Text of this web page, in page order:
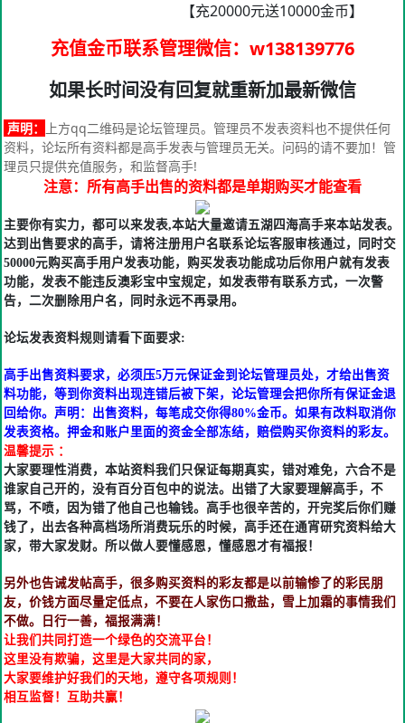
【充20000元送10000金币】
充值金币联系管理微信：w138139776
如果长时间没有回复就重新加最新微信
声明：
上方qq二维码是论坛管理员。管理员不发表资料也不提供任何
资料，论坛所有资料都是高手发表与管理员无关。问码的请不要加！管
理员只提供充值服务，和监督高手!
注意：所有高手出售的资料都是单期购买才能查看
主要你有实力，都可以来发表,本站大量邀请五湖四海高手来本站发表。
达到出售要求的高手，请将注册用户名联系论坛客服审核通过，同时交
50000元购买高手用户发表功能，购买发表功能成功后你用户就有发表
功能，发表不能违反澳彩宝中宝规定，如发表带有联系方式，一次警
告，二次删除用户名，同时永远不再录用。
论坛发表资料规则请看下面要求:
高手出售资料要求，必须压5万元保证金到论坛管理员处，才给出售资
料功能，等到你资料出现连错后被下架，论坛管理会把你所有保证金退
回给你。声明：出售资料，每笔成交你得80%金币。如果有改料取消你
发表资格。押金和账户里面的资金全部冻结，赔偿购买你资料的彩友。
温馨提示 ：
大家要理性消费，本站资料我们只保证每期真实，错对难免，六合不是
谁家自己开的，没有百分百包中的说法。出错了大家要理解高手，不
骂，不喷，因为错了他自己也输钱。高手也很辛苦的，开完奖后你们赚
钱了，出去各种高档场所消费玩乐的时候，高手还在通宵研究资料给大
家，带大家发财。所以做人要懂感恩，懂感恩才有福报！
另外也告诫发帖高手，很多购买资料的彩友都是以前输惨了的彩民朋
友，价钱方面尽量定低点，不要在人家伤口撒盐，雪上加霜的事情我们
不做。日行一善，福报满满！
让我们共同打造一个绿色的交流平台！
这里没有欺骗，这里是大家共同的家，
大家要维护好我们的天地，遵守各项规则！
相互监督！互助共赢！